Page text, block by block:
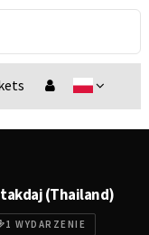
(Thailand)
1 WYDARZENIE